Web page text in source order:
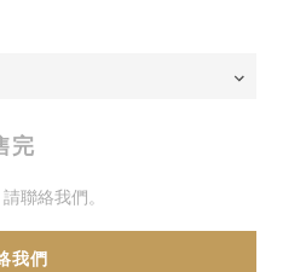
完
聯絡我們。
我們